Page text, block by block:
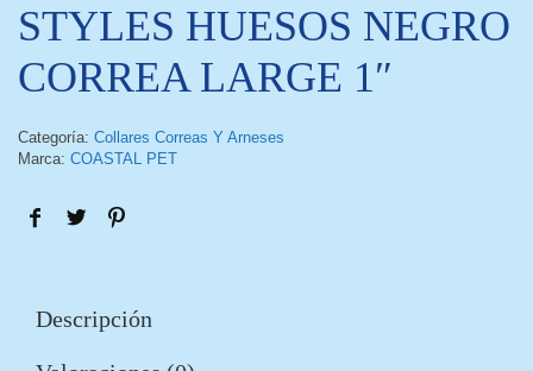
STYLES HUESOS NEGRO
CORREA LARGE 1″
Categoría: Collares Correas Y Arneses
Marca: COASTAL PET
Descripción